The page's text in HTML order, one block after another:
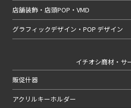
店舗装飾・店頭POP・VMD
グラフィックデザイン・POP デザイン
イチオシ商材・サ
販促什器
アクリルキーホルダー